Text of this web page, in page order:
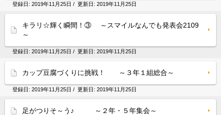
登録日: 2019年11月25日 / 更新日: 2019年11月25日
キラリ☆輝く瞬間！③ ～スマイルなんでも発表会2109
～
登録日: 2019年11月25日 / 更新日: 2019年11月25日
カップ豆腐づくりに挑戦！ ～３年１組総合～
登録日: 2019年11月25日 / 更新日: 2019年11月25日
足がつりそ～う♪ ～２年・５年集会～